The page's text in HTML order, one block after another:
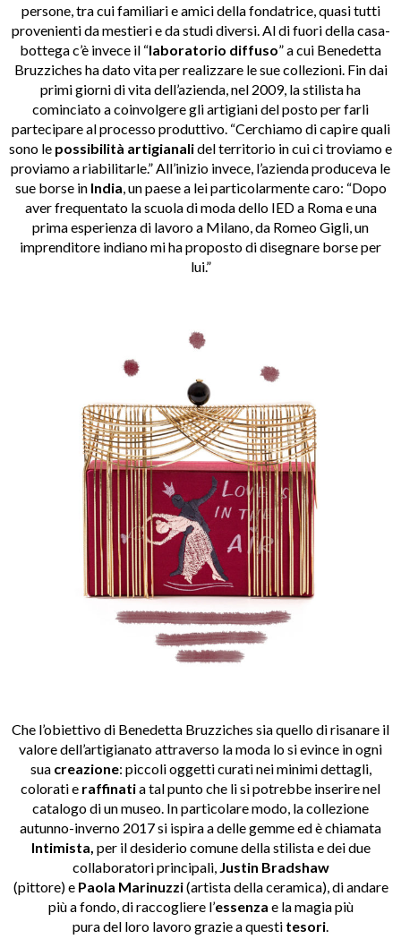
persone, tra cui familiari e amici della fondatrice, quasi tutti
provenienti da mestieri e da studi diversi. Al di fuori della casa-
bottega c’è invece il “laboratorio diffuso” a cui Benedetta
Bruzziches ha dato vita per realizzare le sue collezioni. Fin dai
primi giorni di vita dell’azienda, nel 2009, la stilista ha
cominciato a coinvolgere gli artigiani del posto per farli
partecipare al processo produttivo. “Cerchiamo di capire quali
sono le possibilità artigianalidel territorio in cui ci troviamo e
proviamo a riabilitarle.” All’inizio invece, l’azienda produceva le
sue borse in India , un paese a lei particolarmente caro: “Dopo
aver frequentato la scuola di moda dello IED a Roma e una
prima esperienza di lavoro a Milano, da Romeo Gigli, un
imprenditore indiano mi ha proposto di disegnare borse per
lui.”
Che l’obiettivo di Benedetta Bruzziches sia quello di risanare il
valore dell’artigianato attraverso la moda lo si evince in ogni
sua creazione: piccoli oggetti curati nei minimi dettagli,
colorati e raffinatia tal punto che li si potrebbe inserire nel
catalogo di un museo. In particolare modo, la collezione
autunno-inverno 2017 si ispira a delle gemme ed è chiamata
Intimista, per il desiderio comune della stilista e dei due
collaboratori principali,Justin Bradshaw
(pittore) e Paola Marinuzzi(artista della ceramica), di andare
più a fondo, di raccogliere l’essenza e la magia più
pura del loro lavoro grazie a questi tesori.